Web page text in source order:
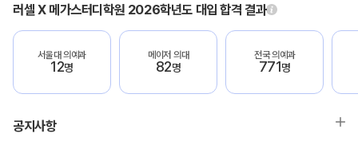
러셀 X 메가스터디학원 2026학년도 대입 합격 결과
서울대 의예과
12명
메이저 의대
82명
전국 의예과
771명
공지사항